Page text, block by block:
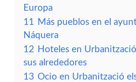
Europa
11 Más pueblos en el
Náquera
12 Hoteles en
sus alrededores
13 Ocio en Urbanització